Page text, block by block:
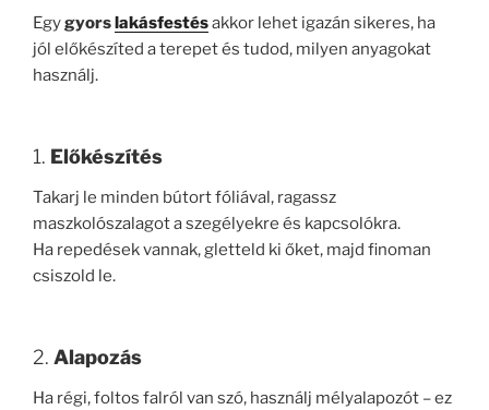
Egygyors lakásfestésakkor lehet igazán sikeres, ha
jól előkészíted a terepet és tudod, milyen anyagokat
használj.
1. Előkészítés
Takarj le minden bútort fóliával, ragassz
maszkolószalagot a szegélyekre és kapcsolókra.
Ha repedések vannak, gletteld ki őket, majd finoman
csiszold le.
2. Alapozás
Ha régi, foltos falról van szó, használj mélyalapozót – ez